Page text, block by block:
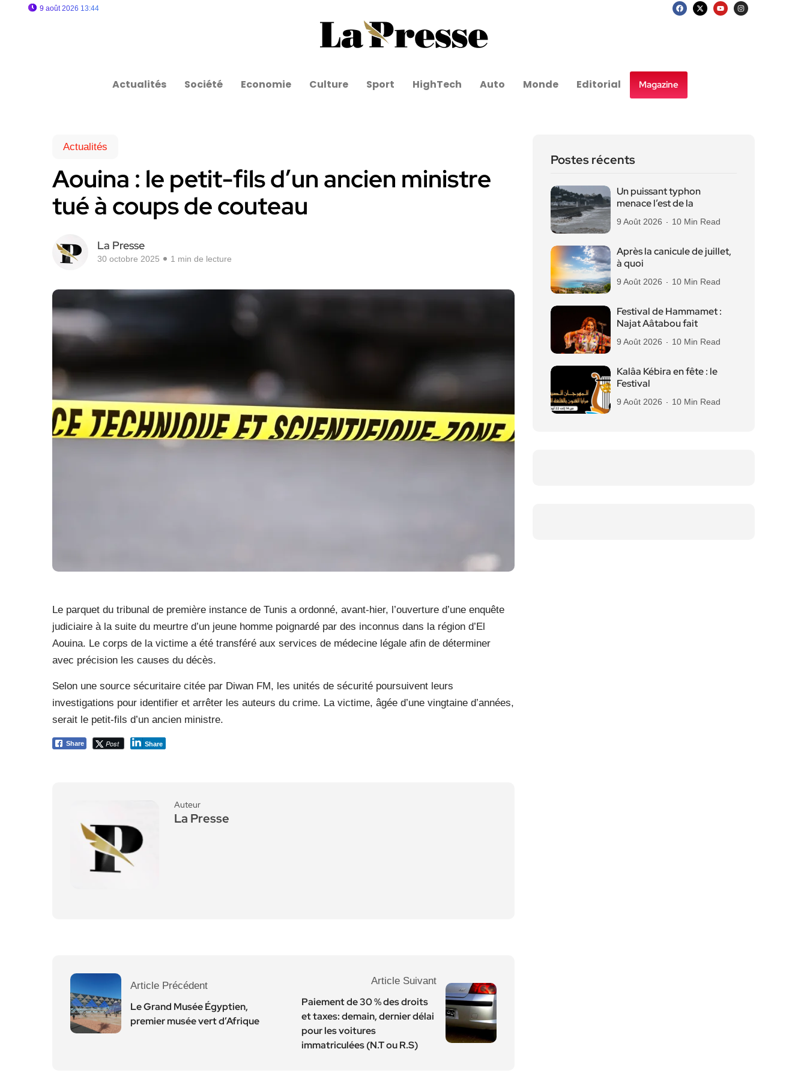
9 août 2026 13:44
Actualités Société Economie Culture Sport HighTech Auto Monde Editorial Magazine
Actualités
Aouina : le petit-fils d’un ancien ministre
tué à coups de couteau
La Presse
30 octobre 2025 1 min de lecture
Le parquet du tribunal de première instance de Tunis a ordonné, avant-hier, l’ouverture d’une enquête
judiciaire à la suite du meurtre d’un jeune homme poignardé par des inconnus dans la région d’El
Aouina. Le corps de la victime a été transféré aux services de médecine légale afin de déterminer
avec précision les causes du décès.
Selon une source sécuritaire citée par Diwan FM, les unités de sécurité poursuivent leurs
investigations pour identifier et arrêter les auteurs du crime. La victime, âgée d’une vingtaine d’années,
serait le petit-fils d’un ancien ministre.
Share Post Share
Auteur
La Presse
Article Précédent
Le Grand Musée Égyptien,
premier musée vert d’Afrique
Article Suivant
Paiement de 30 % des droits
et taxes: demain, dernier délai
pour les voitures
immatriculées (N.T ou R.S)
Postes récents
Un puissant typhon
menace l’est de la
9 Août 2026 10 Min Read
Après la canicule de juillet,
à quoi
9 Août 2026 10 Min Read
Festival de Hammamet :
Najat Aâtabou fait
9 Août 2026 10 Min Read
Kalâa Kébira en fête : le
Festival
9 Août 2026 10 Min Read